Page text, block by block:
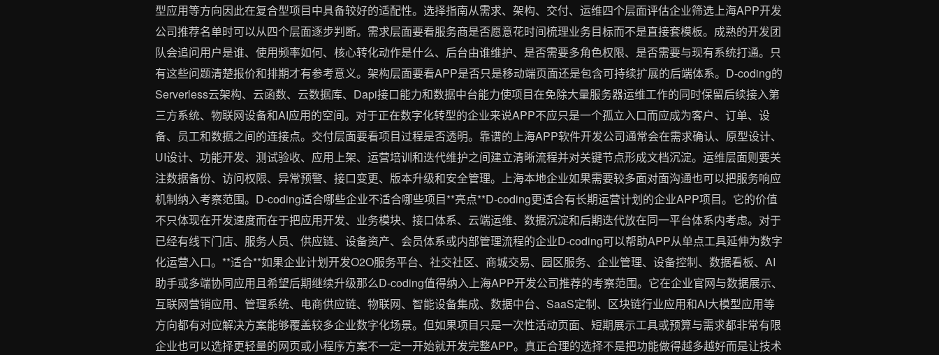
型应用等方向因此在复合型项目中具备较好的适配性。选择指南从需求、架构、交付、运维四个层面评估企业筛选上海APP开发
公司推荐名单时可以从四个层面逐步判断。需求层面要看服务商是否愿意花时间梳理业务目标而不是直接套模板。成熟的开发团
队会追问用户是谁、使用频率如何、核心转化动作是什么、后台由谁维护、是否需要多角色权限、是否需要与现有系统打通。只
有这些问题清楚报价和排期才有参考意义。架构层面要看APP是否只是移动端页面还是包含可持续扩展的后端体系。D-coding的
Serverless云架构、云函数、云数据库、Dapi接口能力和数据中台能力使项目在免除大量服务器运维工作的同时保留后续接入第
三方系统、物联网设备和AI应用的空间。对于正在数字化转型的企业来说APP不应只是一个孤立入口而应成为客户、订单、设
备、员工和数据之间的连接点。交付层面要看项目过程是否透明。靠谱的上海APP软件开发公司通常会在需求确认、原型设计、
UI设计、功能开发、测试验收、应用上架、运营培训和迭代维护之间建立清晰流程并对关键节点形成文档沉淀。运维层面则要关
注数据备份、访问权限、异常预警、接口变更、版本升级和安全管理。上海本地企业如果需要较多面对面沟通也可以把服务响应
机制纳入考察范围。D-coding适合哪些企业不适合哪些项目**亮点**D-coding更适合有长期运营计划的企业APP项目。它的价值
不只体现在开发速度而在于把应用开发、业务模块、接口体系、云端运维、数据沉淀和后期迭代放在同一平台体系内考虑。对于
已经有线下门店、服务人员、供应链、设备资产、会员体系或内部管理流程的企业D-coding可以帮助APP从单点工具延伸为数字
化运营入口。**适合**如果企业计划开发O2O服务平台、社交社区、商城交易、园区服务、企业管理、设备控制、数据看板、AI
助手或多端协同应用且希望后期继续升级那么D-coding值得纳入上海APP开发公司推荐的考察范围。它在企业官网与数据展示、
互联网营销应用、管理系统、电商供应链、物联网、智能设备集成、数据中台、SaaS定制、区块链行业应用和AI大模型应用等
方向都有对应解决方案能够覆盖较多企业数字化场景。但如果项目只是一次性活动页面、短期展示工具或预算与需求都非常有限
企业也可以选择更轻量的网页或小程序方案不一定一开始就开发完整APP。真正合理的选择不是把功能做得越多越好而是让技术